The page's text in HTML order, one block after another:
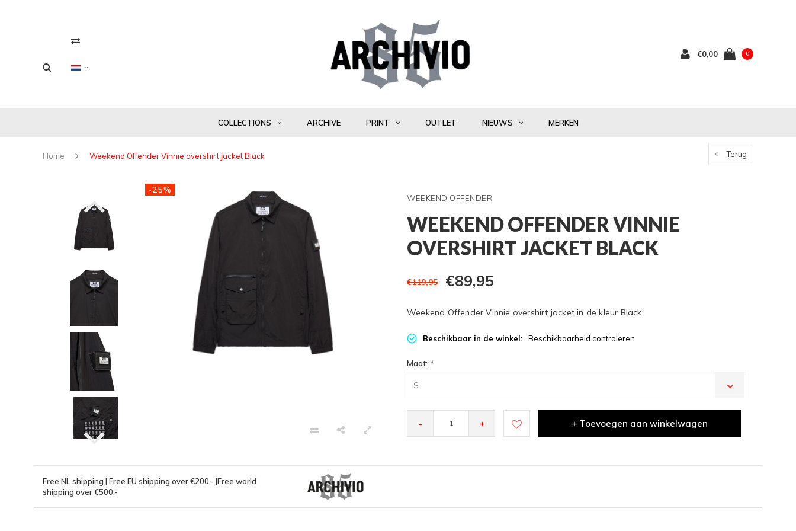
€0,00 0
COLLECTIONS ARCHIVE PRINT OUTLET NIEUWS MERKEN
Home Weekend Offender Vinnie overshirt jacket Black Terug
-25%
WEEKEND OFFENDER
WEEKEND OFFENDER VINNIE
OVERSHIRT JACKET BLACK
€119,95 €89,95
Weekend Offender Vinnie overshirt jacket in de kleur Black
Beschikbaar in de winkel: Beschikbaarheid controleren
Maat: *
S
- + + Toevoegen aan winkelwagen
Free NL shipping | Free EU shipping over €200,- |Free world
shipping over €500,-